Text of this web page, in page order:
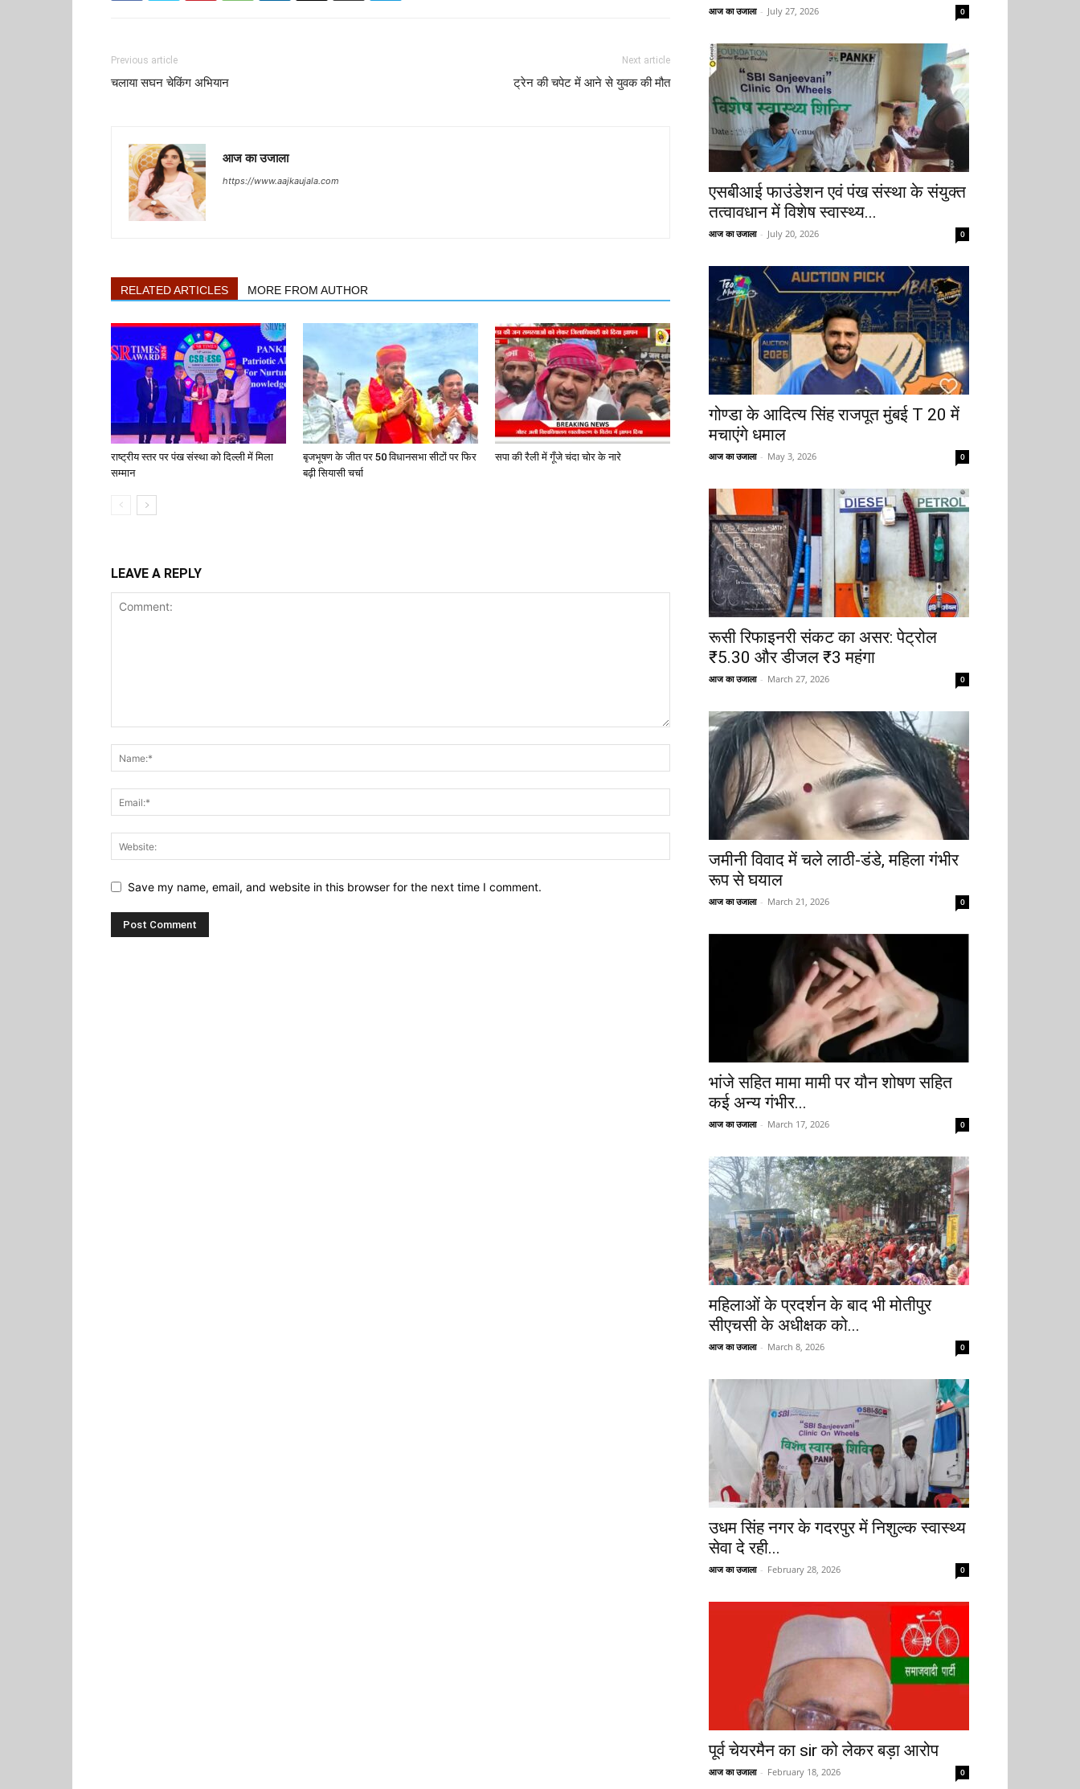
Previous article
चलाया सघन चेकिंग अभियान
Next article
ट्रेन की चपेट में आने से युवक की मौत
आज का उजाला
https://www.aajkaujala.com
RELATED ARTICLES MORE FROM AUTHOR
राष्ट्रीय स्तर पर पंख संस्था को दिल्ली में मिला
सम्मान
बृजभूषण के जीत पर 50 विधानसभा सीटों पर फिर
बढ़ी सियासी चर्चा
सपा की रैली में गूँजे चंदा चोर के नारे
LEAVE A REPLY
Save my name, email, and website in this browser for the next time I comment.
आज का उजाला - July 27, 2026 0
एसबीआई फाउंडेशन एवं पंख संस्था के संयुक्त
तत्वावधान में विशेष स्वास्थ्य...
आज का उजाला - July 20, 2026 0
गोण्डा के आदित्य सिंह राजपूत मुंबई T 20 में
मचाएंगे धमाल
आज का उजाला - May 3, 2026 0
रूसी रिफाइनरी संकट का असर: पेट्रोल
₹5.30 और डीजल ₹3 महंगा
आज का उजाला - March 27, 2026 0
जमीनी विवाद में चले लाठी-डंडे, महिला गंभीर
रूप से घयाल
आज का उजाला - March 21, 2026 0
भांजे सहित मामा मामी पर यौन शोषण सहित
कई अन्य गंभीर...
आज का उजाला - March 17, 2026 0
महिलाओं के प्रदर्शन के बाद भी मोतीपुर
सीएचसी के अधीक्षक को...
आज का उजाला - March 8, 2026 0
उधम सिंह नगर के गदरपुर में निशुल्क स्वास्थ्य
सेवा दे रही...
आज का उजाला - February 28, 2026 0
पूर्व चेयरमैन का sir को लेकर बड़ा आरोप
आज का उजाला - February 18, 2026 0